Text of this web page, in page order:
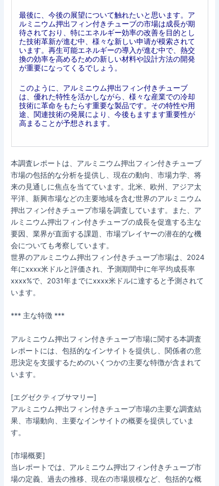
最後に、今後の展望について触れたいと思います。ア
ルミニウム押出フィン付きチューブの市場は成長が期
待されており、特にエネルギー効率の改善を目的とし
た技術革新が進む中、様々な新しい申请が模索されて
います。再生可能エネルギーの導入が進む中で、熱交
換の効率を高めるための新しい材料や設計方法の開発
が重要になってくるでしょう。
このように、アルミニウム押出フィン付きチューブ
は、優れた特性を活かしながら、様々な産業での冷却
技術に革命をもたらす重要な製品です。その特性や用
途、関連技術の発展により、今後もますます重要性が
高まることが予想されます。
本調査レポートは、アルミニウム押出フィン付きチューブ
市場の包括的な分析を提供し、現在の動向、市場力学、将
来の見通しに焦点を当てています。北米、欧州、アジア太
平洋、新興市場などの主要地域を含む世界のアルミニウム
押出フィン付きチューブ市場を調査しています。また、ア
ルミニウム押出フィン付きチューブの成長を促進する主な
要因、業界が直面する課題、市場プレイヤーの潜在的な機
会についても考察しています。
世界のアルミニウム押出フィン付きチューブ市場は、2024
年にxxxx米ドルと評価され、予測期間中に年平均成長率
xxxx%で、2031年までにxxxx米ドルに達すると予測されて
います。
*** 主な特徴 ***
アルミニウム押出フィン付きチューブ市場に関する本調査
レポートには、包括的なインサイトを提供し、関係者の意
思決定を支援するためのいくつかの主要な特徴が含まれて
います。
[エグゼクティブサマリー]
アルミニウム押出フィン付きチューブ市場の主要な調査結
果、市場動向、主要なインサイトの概要を提供していま
す。
[市場概要]
当レポートでは、アルミニウム押出フィン付きチューブ市
場の定義、過去の推移、現在の市場規模など、包括的な概